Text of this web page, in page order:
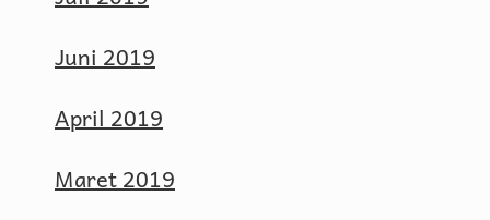
Juni 2019
April 2019
Maret 2019